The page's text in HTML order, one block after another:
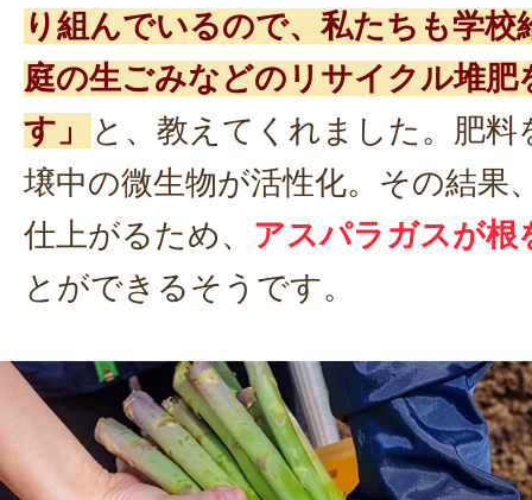
り組んでいるので、私たちも学校
庭の生ごみなどのリサイクル堆肥
す」
と、教えてくれました。肥料
壌中の微生物が活性化。その結果
仕上がるため、 アスパラガスが根
とができるそうです。